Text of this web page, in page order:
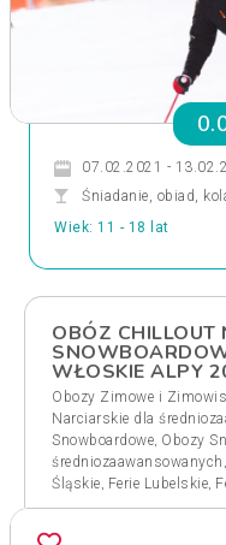
07.02.2021 -
Śniadanie, obiad,
Wiek: 11 - 18 lat
OBÓZ CHILLOUT
WŁOSKIE ALPY
Obozy Zimowe i
Narciarskie dla
Snowboardowe, Obozy
średniozaawansowanych ,
Śląskie, Ferie Lubelskie,